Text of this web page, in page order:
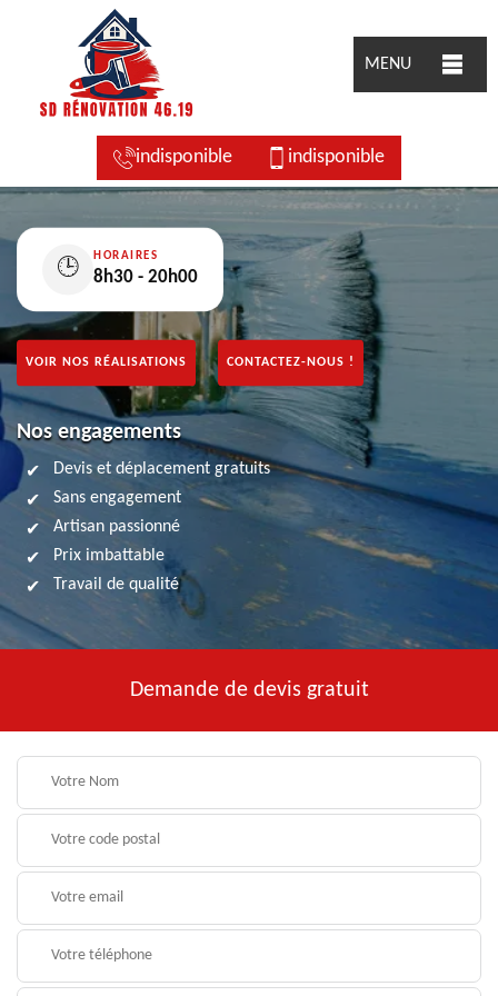
MENU
indisponible indisponible
🕒
HORAIRES
8h30 - 20h00
VOIR NOS RÉALISATIONS CONTACTEZ-NOUS !
Nos engagements
Devis et déplacement gratuits
Sans engagement
Artisan passionné
Prix imbattable
Travail de qualité
Demande de devis gratuit